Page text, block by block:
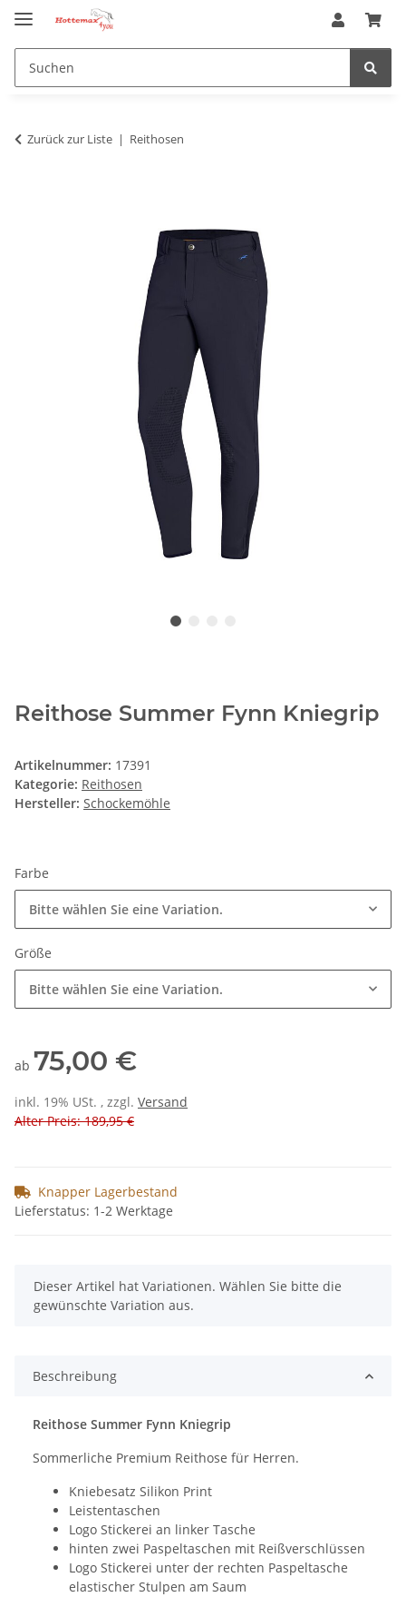
Zurück zur Liste Reithosen
Reithose Summer Fynn Kniegrip
Artikelnummer: 17391
Kategorie: Reithosen
Hersteller: Schockemöhle
Farbe
Bitte wählen Sie eine Variation.
Größe
Bitte wählen Sie eine Variation.
ab 75,00 €
inkl. 19% USt. , zzgl. Versand
Alter Preis: 189,95 €
Knapper Lagerbestand
Lieferstatus: 1-2 Werktage
x
Dieser Artikel hat Variationen. Wählen Sie bitte die
gewünschte Variation aus.
Beschreibung
Reithose Summer Fynn Kniegrip
Sommerliche Premium Reithose für Herren.
Kniebesatz Silikon Print
Leistentaschen
Logo Stickerei an linker Tasche
hinten zwei Paspeltaschen mit Reißverschlüssen
Logo Stickerei unter der rechten Paspeltasche
elastischer Stulpen am Saum